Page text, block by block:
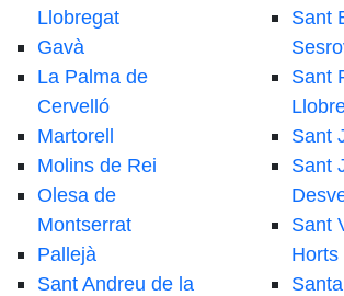
Llobregat
Gavà
La Palma de
Cervelló
Martorell
Molins de Rei
Olesa de
Montserrat
Pallejà
Sant Andreu de la
Sant
Sant
Sant
Sant
Sant
Horts